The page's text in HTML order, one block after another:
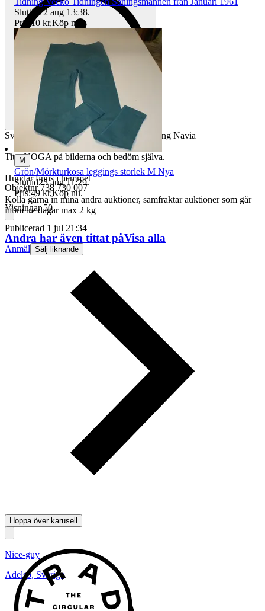
Svarta garn nystan fyra stycken ullblandning Navia
Titta NOGA på bilderna och bedöm själva.
Hundar finns i hemmet
Kolla gärna in mina andra auktioner, samfraktar auktioner som går
inom tre dagar max 2 kg
Objektnr 738 730 007
Visningar 50
Publicerad 1 jul 21:34
Anmäl Sälj liknande
Nice-guy
Adelsö, Sverige
Sluttid 12 aug 13:38.
Pris: 10 kr,Köp nu
M
Grön/Mörkturkosa leggings storlek M Nya
Sluttid25 aug 11:29.
Pris:49 kr,Köp nu.
Andra har även tittat påVisa alla
Hoppa över karusell